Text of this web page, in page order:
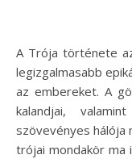
A Trója története az emberi kultúra egyik legnagyobb és
legizgalmasabb
az embereket. A
kalandjai,
szövevényes hálója
trójai mondakör